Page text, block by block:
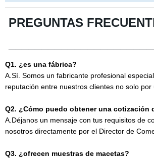
PREGUNTAS
Q1. ¿es una fábrica?
A.Sí. Somos un fabricante profesional
reputación entre nuestros clientes no solo
Q2. ¿Cómo puedo obtener una cotización
A.Déjanos un mensaje con tus requisitos de
nosotros directamente por el Director de
Q3. ¿ofrecen muestras de macetas?